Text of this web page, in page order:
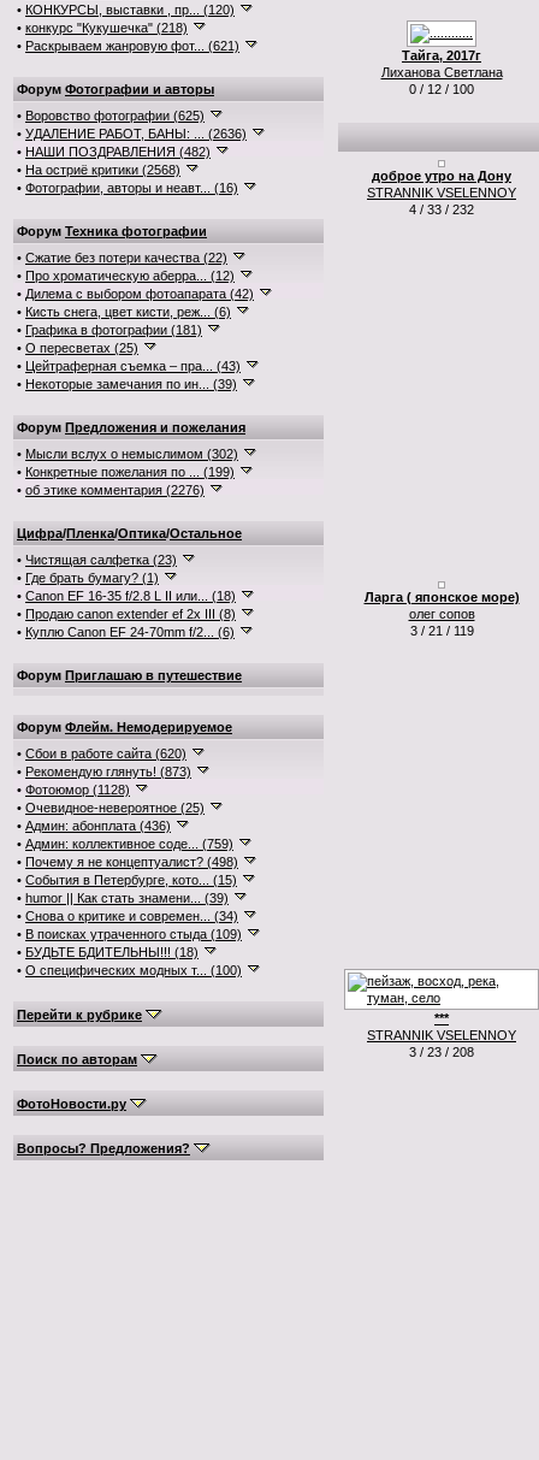
• КОНКУРСЫ, выставки , пр... (120)
• конкурс "Кукушечка" (218)
• Раскрываем жанровую фот... (621)
Форум Фотографии и авторы
• Воровство фотографии (625)
• УДАЛЕНИЕ РАБОТ, БАНЫ: ... (2636)
• НАШИ ПОЗДРАВЛЕНИЯ (482)
• На остриё критики (2568)
• Фотографии, авторы и неавт... (16)
Форум Техника фотографии
• Сжатие без потери качества (22)
• Про хроматическую аберра... (12)
• Дилема с выбором фотоапарата (42)
• Кисть снега, цвет кисти, реж... (6)
• Графика в фотографии (181)
• О пересветах (25)
• Цейтраферная съемка – пра... (43)
• Некоторые замечания по ин... (39)
Форум Предложения и пожелания
• Мысли вслух о немыслимом (302)
• Конкретные пожелания по ... (199)
• об этике комментария (2276)
Цифра/Пленка/Оптика/Остальное
• Чистящая салфетка (23)
• Где брать бумагу? (1)
• Canon EF 16-35 f/2.8 L II или... (18)
• Продаю canon extender ef 2x III (8)
• Куплю Canon EF 24-70mm f/2... (6)
Форум Приглашаю в путешествие
Форум Флейм. Немодерируемое
• Сбои в работе сайта (620)
• Рекомендую глянуть! (873)
• Фотоюмор (1128)
• Очевидное-невероятное (25)
• Админ: абонплата (436)
• Админ: коллективное соде... (759)
• Почему я не концептуалист? (498)
• События в Петербурге, кото... (15)
• humor || Как стать знамени... (39)
• Снова о критике и современ... (34)
• В поисках утраченного стыда (109)
• БУДЬТЕ БДИТЕЛЬНЫ!!! (18)
• О специфических модных т... (100)
Перейти к рубрике
Поиск по авторам
ФотоНовости.ру
Вопросы? Предложения?
Тайга, 2017г
Лиханова Светлана
0 / 12 / 100
доброе утро на Дону
STRANNIK VSELENNOY
4 / 33 / 232
Ларга ( японское море)
олег сопов
3 / 21 / 119
***
STRANNIK VSELENNOY
3 / 23 / 208